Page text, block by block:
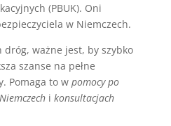
(PBUK). Oni
w Niemczech.
ważne jest, by szybko
szanse na pełne
Pomaga to w pomocy po
i konsultacjach